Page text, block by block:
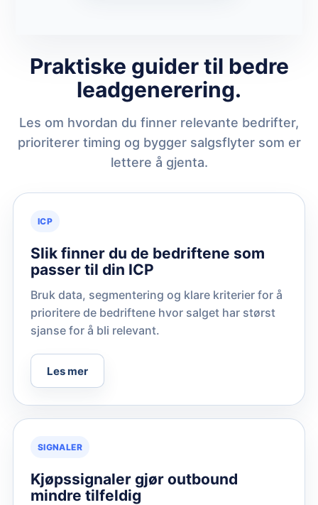
Praktiske guider til bedre
leadgenerering.
Les om hvordan du finner relevante bedrifter,
prioriterer timing og bygger salgsflyter som er
lettere å gjenta.
ICP
Slik finner du de bedriftene som
passer til din ICP
Bruk data, segmentering og klare kriterier for å
prioritere de bedriftene hvor salget har størst
sjanse for å bli relevant.
Les mer
SIGNALER
Kjøpssignaler gjør outbound
mindre tilfeldig